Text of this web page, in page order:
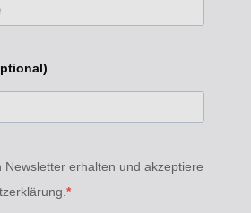
Newsletter erhalten und akzeptiere